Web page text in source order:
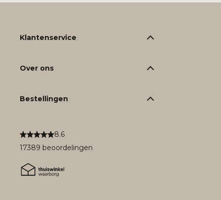
8.6
17389 beoordelingen
Klantenservice
Over ons
Bestellingen